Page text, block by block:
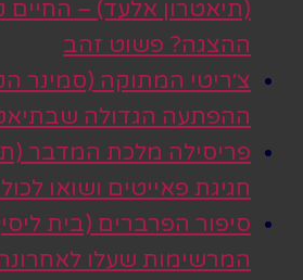
(תיאטרון אלעד) –
ההצגה? פשוט זהב
צ׳ריטי המתוקה (סמינר
ההפתעה הגדולה
פריסילה מלכת המדבר
חגיגת פאייטים ושואו
סיפור הפרברים (בית
המרשימות שעלו